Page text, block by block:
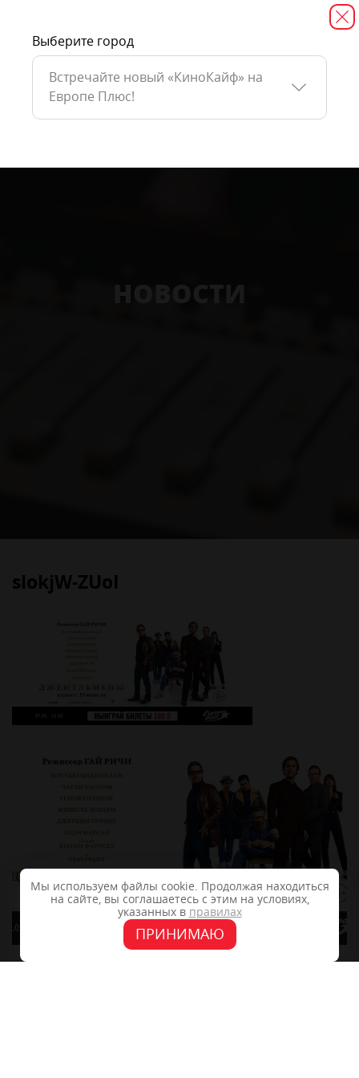
slokjW-ZUoI
Мы используем файлы cookie. Продолжая находиться
на сайте, вы соглашаетесь с этим на условиях,
указанных в правилах
ПРИНИМАЮ
Выберите город
Встречайте новый «КиноКайф» на
Европе Плюс!